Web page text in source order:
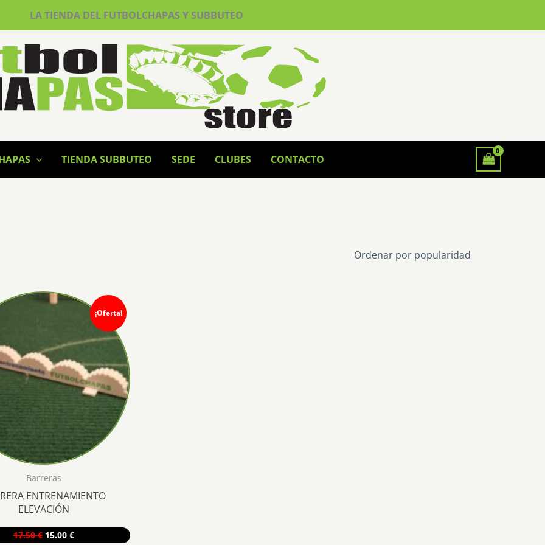
LA TIENDA DEL FUTBOLCHAPAS Y SUBBUTEO
TIENDA SUBBUTEO SEDE CLUBES CONTACTO
¡Oferta!
Barreras
ENTRENAMIENTO
ELEVACIÓN
17.50€ El
15.00 €El